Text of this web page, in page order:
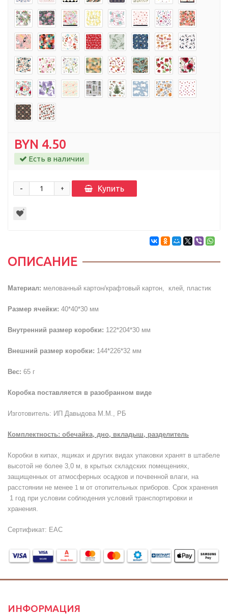
BYN 4.50
Есть в наличии
+
- Купить
ОПИСАНИЕ
Материал: мелованный картон/крафтовый картон, клей, пластик
Размер ячейки: 40*40*30 мм
Внутренний размер коробки: 122*204*30 мм
Внешний размер коробки: 144*226*32 мм
Вес: 65 г
Коробка поставляется в разобранном виде
Изготовитель: ИП Давыдова М.М., РБ
Комплектность: обечайка, дно, вкладыш, разделитель
Коробки в кипах, ящиках и других видах упаковки хранят в штабеле
высотой не более 3,0 м, в крытых складских помещениях,
защищенных от атмосферных осадков и почвенной влаги, на
расстоянии не менее 1 м от отопительных приборов. Срок хранения
1 год при условии соблюдения условий транспортировки и
хранения.
Сертификат: ЕАС
ИНФОРМАЦИЯ